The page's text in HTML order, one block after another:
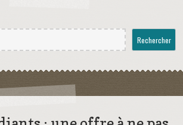
Rechercher